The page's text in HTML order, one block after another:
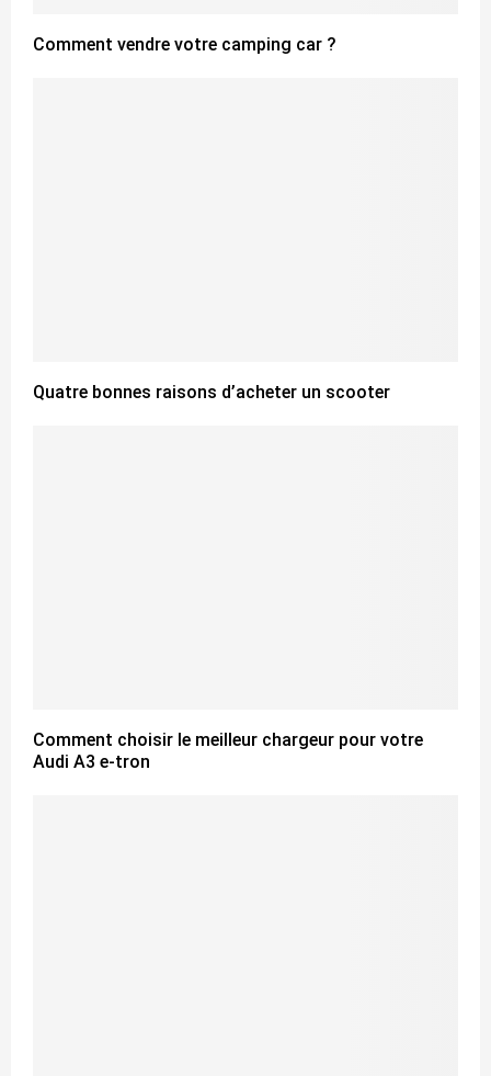
Comment vendre votre camping car ?
Quatre bonnes raisons d’acheter un scooter
Comment choisir le meilleur chargeur pour votre
Audi A3 e-tron